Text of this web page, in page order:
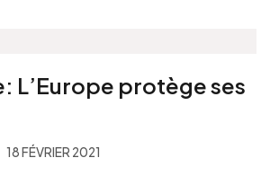
L’Europe protège ses
18 FÉVRIER 2021